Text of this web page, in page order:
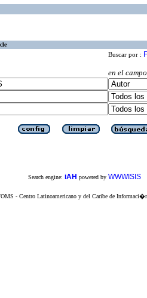
Buscar por :
en el campo
Search engine: iAH powered by WWWISIS
- Centro Latinoamericano y del Caribe de